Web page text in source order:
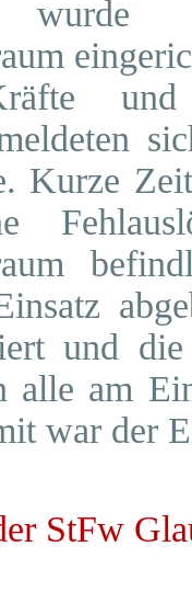
wurde
Kurze
und die
alle am
war der
StFw